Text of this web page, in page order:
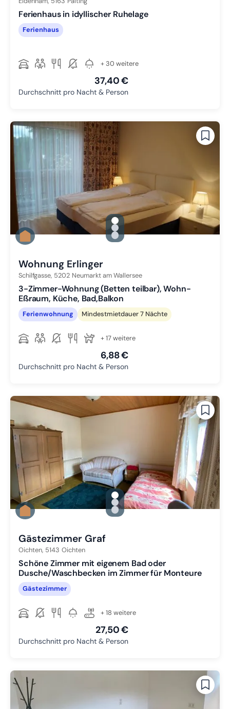
Ferienhaus in idyllischer Ruhelage
Ferienhaus
+ 30 weitere
37,40 €
Durchschnitt pro Nacht & Person
gallery.slide_selector
Zu Slide 1 wechseln
Zu Slide 2 wechseln
Zu Slide 3 wechseln
Wohnung Erlinger
Schilfgasse, 5202 Neumarkt am Wallersee
3-Zimmer-Wohnung (Betten teilbar), Wohn-
Eßraum, Küche, Bad,Balkon
Ferienwohnung Mindestmietdauer 7 Nächte
+ 17 weitere
6,88 €
Durchschnitt pro Nacht & Person
gallery.slide_selector
Zu Slide 1 wechseln
Zu Slide 2 wechseln
Zu Slide 3 wechseln
Gästezimmer Graf
Oichten, 5143 Oichten
Schöne Zimmer mit eigenem Bad oder
Dusche/Waschbecken im Zimmer für Monteure
Gästezimmer
+ 18 weitere
27,50 €
Durchschnitt pro Nacht & Person